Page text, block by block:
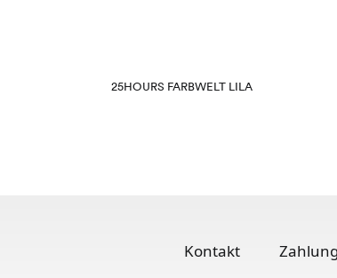
25HOURS FARBWELT LILA
Kontakt